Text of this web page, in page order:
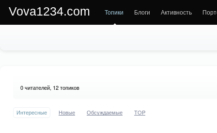
Vova1234.com Топики Блоги Активность
0читателей, 12 топиков
Интересные Новые Обсуждаемые TOP